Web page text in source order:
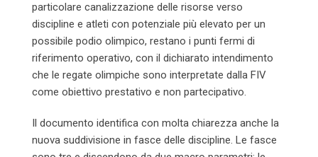
particolare canalizzazione delle risorse verso
discipline e atleti con potenziale più elevato per un
possibile podio olimpico, restano i punti fermi di
riferimento operativo, con il dichiarato intendimento
che le regate olimpiche sono interpretate dalla FIV
come obiettivo prestativo e non partecipativo.
Il documento identifica con molta chiarezza anche la
nuova suddivisione in fasce delle discipline. Le fasce